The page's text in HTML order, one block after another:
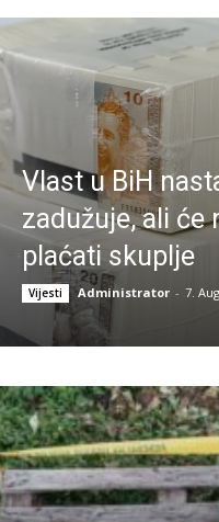
Vlast u BiH
zadužuje, ali će
plaćati skuplje
Vijesti Administrator - 7.